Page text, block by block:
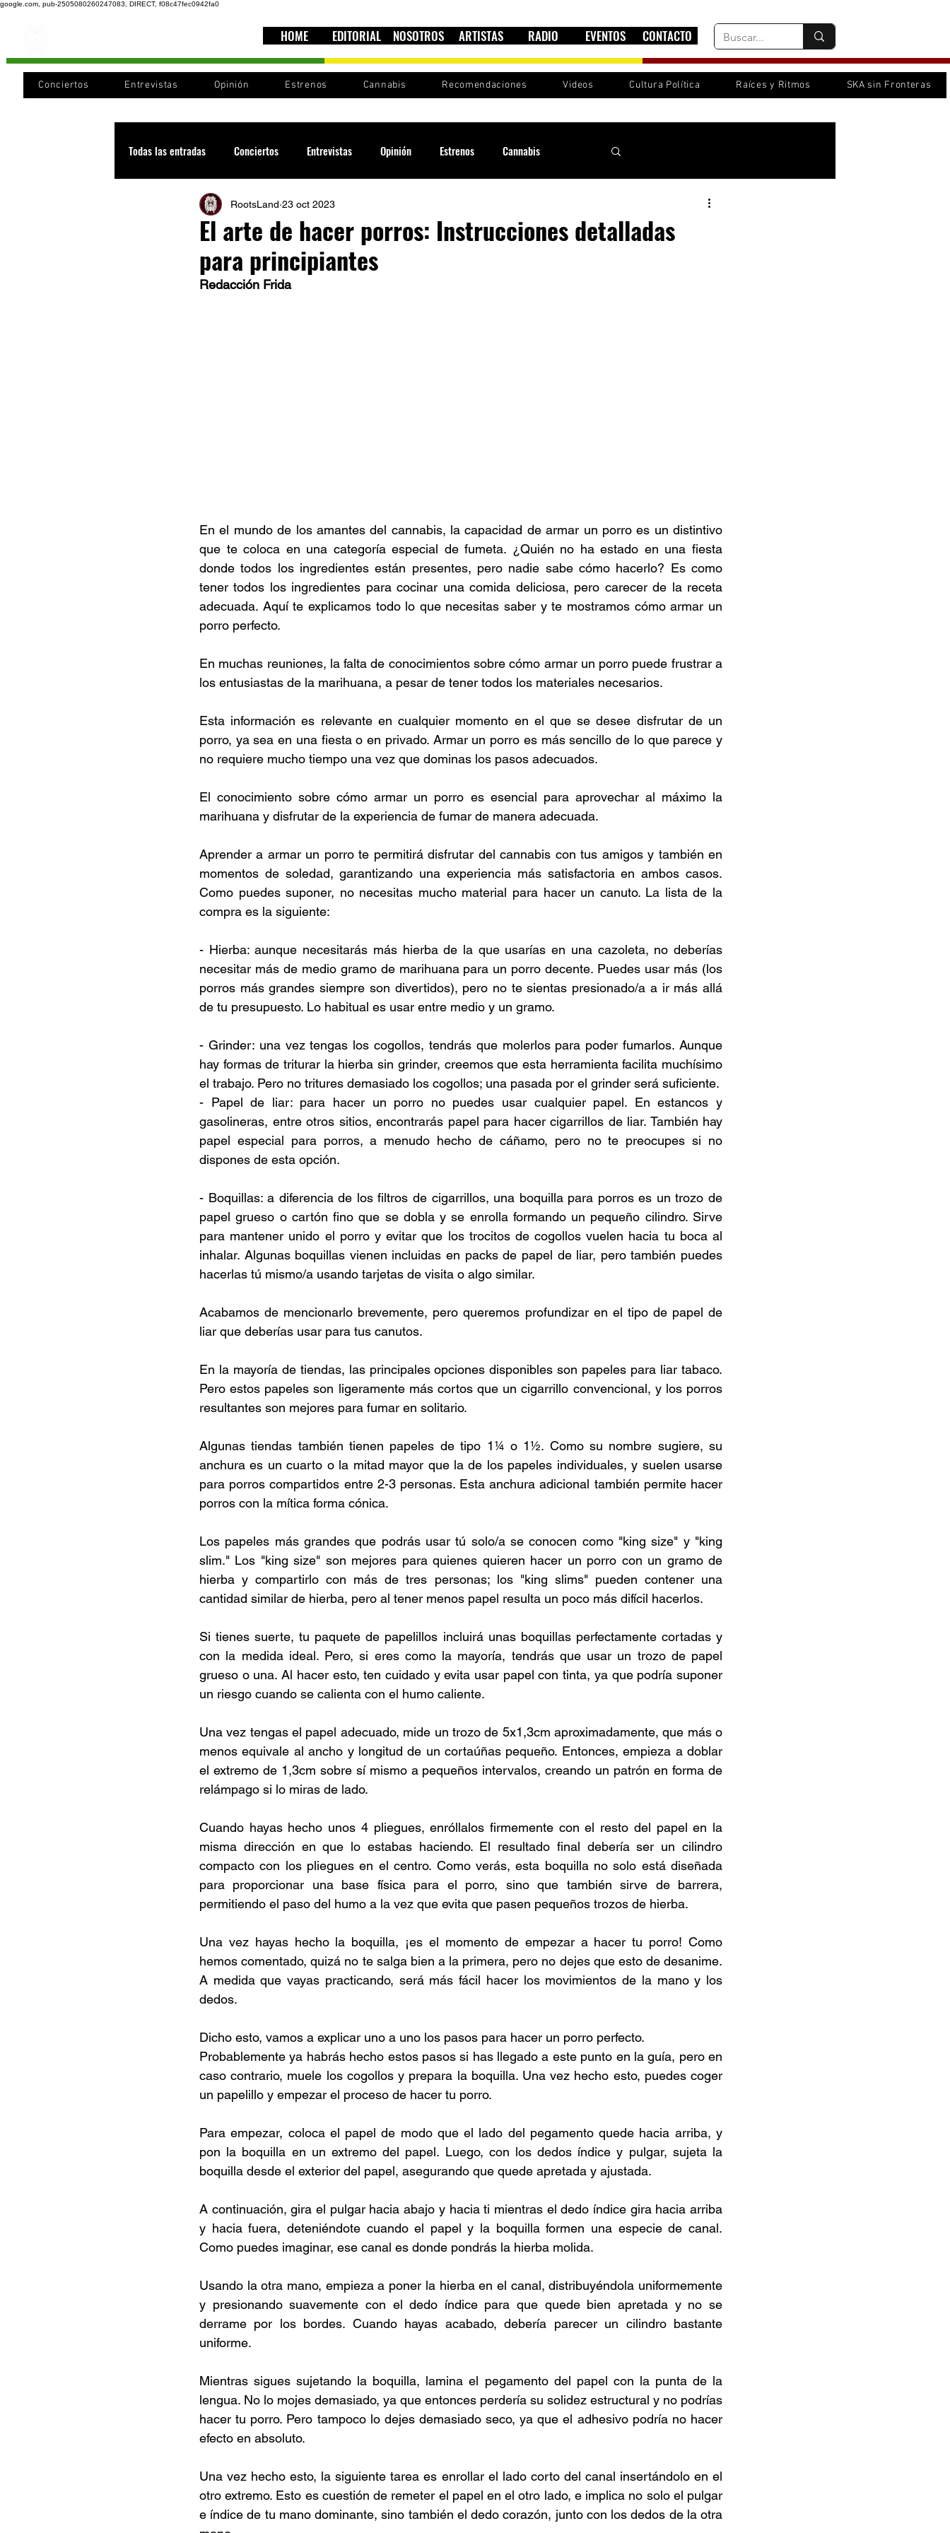
google.com, pub-2505080260247083, DIRECT, f08c47fec0942fa0
HOME EDITORIAL NOSOTROS ARTISTAS RADIO EVENTOS CONTACTO
Conciertos Entrevistas Opinión Estrenos Cannabis Recomendaciones Videos Cultura Política Raíces y Ritmos SKA sin Fronteras
Todas las entradas Conciertos Entrevistas Opinión Estrenos Cannabis
Recomendaciones Videos Cultura política
Cultura Cobertura Sound System
El arte de hacer porros: Instrucciones detalladas
para principiantes
RootsLand 23 oct 2023
Redacción Frida
En el mundo de los amantes del cannabis, la capacidad de armar un porro es un distintivo
que te coloca en una categoría especial de fumeta. ¿Quién no ha estado en una fiesta
donde todos los ingredientes están presentes, pero nadie sabe cómo hacerlo? Es como
tener todos los ingredientes para cocinar una comida deliciosa, pero carecer de la receta
adecuada. Aquí te explicamos todo lo que necesitas saber y te mostramos cómo armar un
porro perfecto.
En muchas reuniones, la falta de conocimientos sobre cómo armar un porro puede frustrar a
los entusiastas de la marihuana, a pesar de tener todos los materiales necesarios.
Esta información es relevante en cualquier momento en el que se desee disfrutar de un
porro, ya sea en una fiesta o en privado. Armar un porro es más sencillo de lo que parece y
no requiere mucho tiempo una vez que dominas los pasos adecuados.
El conocimiento sobre cómo armar un porro es esencial para aprovechar al máximo la
marihuana y disfrutar de la experiencia de fumar de manera adecuada.
Aprender a armar un porro te permitirá disfrutar del cannabis con tus amigos y también en
momentos de soledad, garantizando una experiencia más satisfactoria en ambos casos.
Como puedes suponer, no necesitas mucho material para hacer un canuto. La lista de la
compra es la siguiente:
- Hierba: aunque necesitarás más hierba de la que usarías en una cazoleta, no deberías
necesitar más de medio gramo de marihuana para un porro decente. Puedes usar más (los
porros más grandes siempre son divertidos), pero no te sientas presionado/a a ir más allá
de tu presupuesto. Lo habitual es usar entre medio y un gramo.
- Grinder: una vez tengas los cogollos, tendrás que molerlos para poder fumarlos. Aunque
hay formas de triturar la hierba sin grinder, creemos que esta herramienta facilita muchísimo
el trabajo. Pero no tritures demasiado los cogollos; una pasada por el grinder será suficiente.
- Papel de liar: para hacer un porro no puedes usar cualquier papel. En estancos y
gasolineras, entre otros sitios, encontrarás papel para hacer cigarrillos de liar. También hay
papel especial para porros, a menudo hecho de cáñamo, pero no te preocupes si no
dispones de esta opción.
- Boquillas: a diferencia de los filtros de cigarrillos, una boquilla para porros es un trozo de
papel grueso o cartón fino que se dobla y se enrolla formando un pequeño cilindro. Sirve
para mantener unido el porro y evitar que los trocitos de cogollos vuelen hacia tu boca al
inhalar. Algunas boquillas vienen incluidas en packs de papel de liar, pero también puedes
hacerlas tú mismo/a usando tarjetas de visita o algo similar.
Acabamos de mencionarlo brevemente, pero queremos profundizar en el tipo de papel de
liar que deberías usar para tus canutos.
En la mayoría de tiendas, las principales opciones disponibles son papeles para liar tabaco.
Pero estos papeles son ligeramente más cortos que un cigarrillo convencional, y los porros
resultantes son mejores para fumar en solitario.
Algunas tiendas también tienen papeles de tipo 1¼ o 1½. Como su nombre sugiere, su
anchura es un cuarto o la mitad mayor que la de los papeles individuales, y suelen usarse
para porros compartidos entre 2-3 personas. Esta anchura adicional también permite hacer
porros con la mítica forma cónica.
Los papeles más grandes que podrás usar tú solo/a se conocen como "king size" y "king
slim." Los "king size" son mejores para quienes quieren hacer un porro con un gramo de
hierba y compartirlo con más de tres personas; los "king slims" pueden contener una
cantidad similar de hierba, pero al tener menos papel resulta un poco más difícil hacerlos.
Si tienes suerte, tu paquete de papelillos incluirá unas boquillas perfectamente cortadas y
con la medida ideal. Pero, si eres como la mayoría, tendrás que usar un trozo de papel
grueso o una. Al hacer esto, ten cuidado y evita usar papel con tinta, ya que podría suponer
un riesgo cuando se calienta con el humo caliente.
Una vez tengas el papel adecuado, mide un trozo de 5x1,3cm aproximadamente, que más o
menos equivale al ancho y longitud de un cortaúñas pequeño. Entonces, empieza a doblar
el extremo de 1,3cm sobre sí mismo a pequeños intervalos, creando un patrón en forma de
relámpago si lo miras de lado.
Cuando hayas hecho unos 4 pliegues, enróllalos firmemente con el resto del papel en la
misma dirección en que lo estabas haciendo. El resultado final debería ser un cilindro
compacto con los pliegues en el centro. Como verás, esta boquilla no solo está diseñada
para proporcionar una base física para el porro, sino que también sirve de barrera,
permitiendo el paso del humo a la vez que evita que pasen pequeños trozos de hierba.
Una vez hayas hecho la boquilla, ¡es el momento de empezar a hacer tu porro! Como
hemos comentado, quizá no te salga bien a la primera, pero no dejes que esto de desanime.
A medida que vayas practicando, será más fácil hacer los movimientos de la mano y los
dedos.
Dicho esto, vamos a explicar uno a uno los pasos para hacer un porro perfecto.
Probablemente ya habrás hecho estos pasos si has llegado a este punto en la guía, pero en
caso contrario, muele los cogollos y prepara la boquilla. Una vez hecho esto, puedes coger
un papelillo y empezar el proceso de hacer tu porro.
Para empezar, coloca el papel de modo que el lado del pegamento quede hacia arriba, y
pon la boquilla en un extremo del papel. Luego, con los dedos índice y pulgar, sujeta la
boquilla desde el exterior del papel, asegurando que quede apretada y ajustada.
A continuación, gira el pulgar hacia abajo y hacia ti mientras el dedo índice gira hacia arriba
y hacia fuera, deteniéndote cuando el papel y la boquilla formen una especie de canal.
Como puedes imaginar, ese canal es donde pondrás la hierba molida.
Usando la otra mano, empieza a poner la hierba en el canal, distribuyéndola uniformemente
y presionando suavemente con el dedo índice para que quede bien apretada y no se
derrame por los bordes. Cuando hayas acabado, debería parecer un cilindro bastante
uniforme.
Mientras sigues sujetando la boquilla, lamina el pegamento del papel con la punta de la
lengua. No lo mojes demasiado, ya que entonces perdería su solidez estructural y no podrías
hacer tu porro. Pero tampoco lo dejes demasiado seco, ya que el adhesivo podría no hacer
efecto en absoluto.
Una vez hecho esto, la siguiente tarea es enrollar el lado corto del canal insertándolo en el
otro extremo. Esto es cuestión de remeter el papel en el otro lado, e implica no solo el pulgar
e índice de tu mano dominante, sino también el dedo corazón, junto con los dedos de la otra